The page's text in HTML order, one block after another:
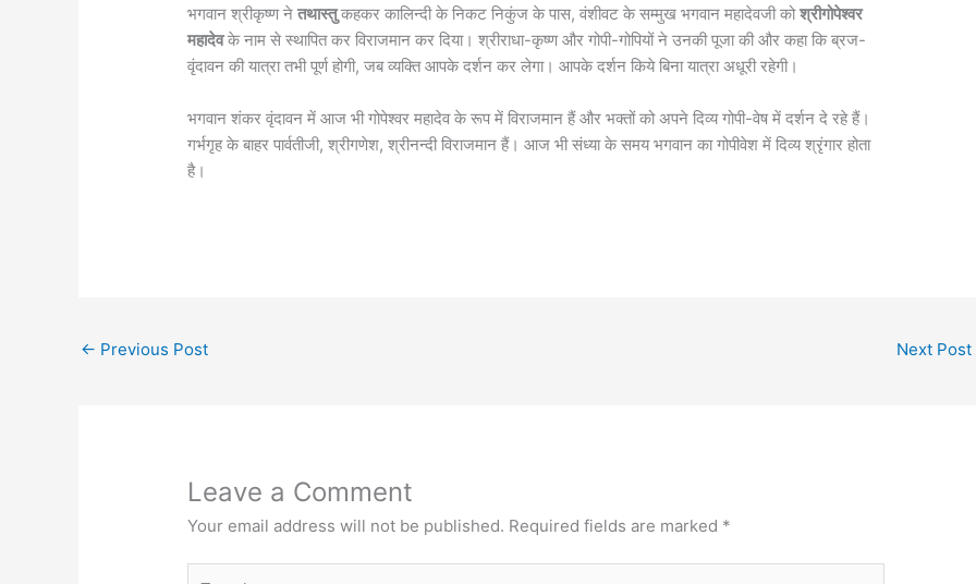
भगवान श्रीकृष्ण नेतथास्तुकहकर कालिन्दी के निकट निकुंज के पास, वंशीवट के सम्मुख भगवान महादेवजी कोश्रीगोपेश्वर
महादेवके नाम से स्थापित कर विराजमान कर दिया। श्रीराधा-कृष्ण और गोपी-गोपियों ने उनकी पूजा की और कहा कि ब्रज-
वृंदावन की यात्रा तभी पूर्ण होगी, जब व्यक्ति आपके दर्शन कर लेगा। आपके दर्शन किये बिना यात्रा अधूरी रहेगी।
भगवान शंकर वृंदावन में आज भी गोपेश्वर महादेव के रूप में विराजमान हैं और भक्तों को अपने दिव्य गोपी-वेष में दर्शन दे रहे हैं।
गर्भगृह के बाहर पार्वतीजी, श्रीगणेश, श्रीनन्दी विराजमान हैं। आज भी संध्या के समय भगवान का गोपीवेश में दिव्य श्रृंगार होता
है।
← Previous Post Next Post
Leave a Comment
Your email address will not be published. Required fields are marked *